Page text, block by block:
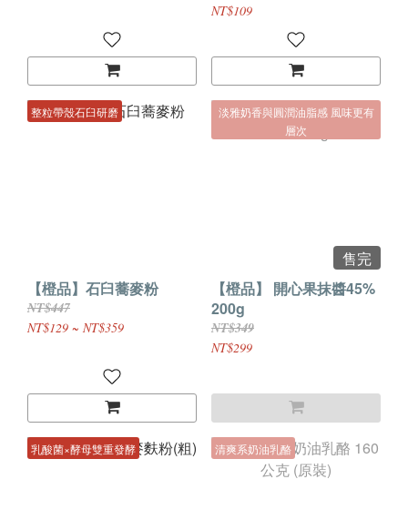
NT$109
整粒帶殼石臼研磨
【橙品】石臼蕎麥粉
NT$447
NT$129 ~ NT$359
淡雅奶香與圓潤油脂感 風味更有
層次
售完
【橙品】 開心果抹醬45%
200g
NT$349
NT$299
乳酸菌×酵母雙重發酵 清爽系奶油乳酪